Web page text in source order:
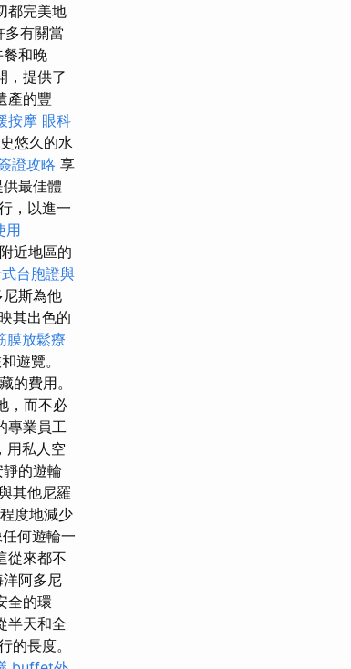
都完美地
有關當
和晚
，提供了
產的豐
按摩 眼科
悠久的水
證攻略 享
最佳體
，以進一
用
近地區的
台胞證與
斯為他
其出色的
膜放鬆療
遊覽。
的費用。
，而不必
專業員工
用私人空
的遊輪
其他尼羅
度地減少
何遊輪一
從來都不
阿多尼
全的環
半天和全
的長度。